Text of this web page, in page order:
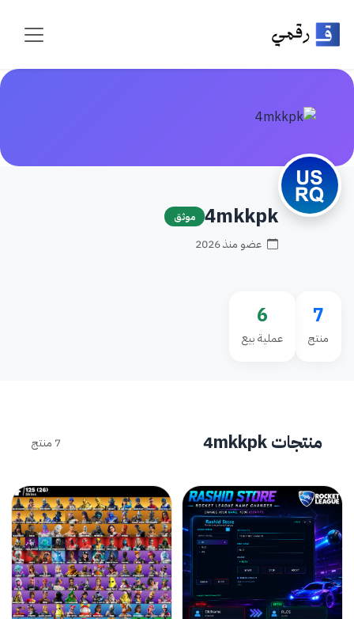
4mkkpk موثق
عضو منذ 2026
7
منتج
6
عملية بيع
منتجات 4mkkpk 7 منتج